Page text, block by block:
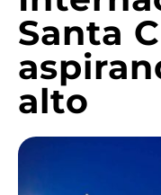
Santa
alto